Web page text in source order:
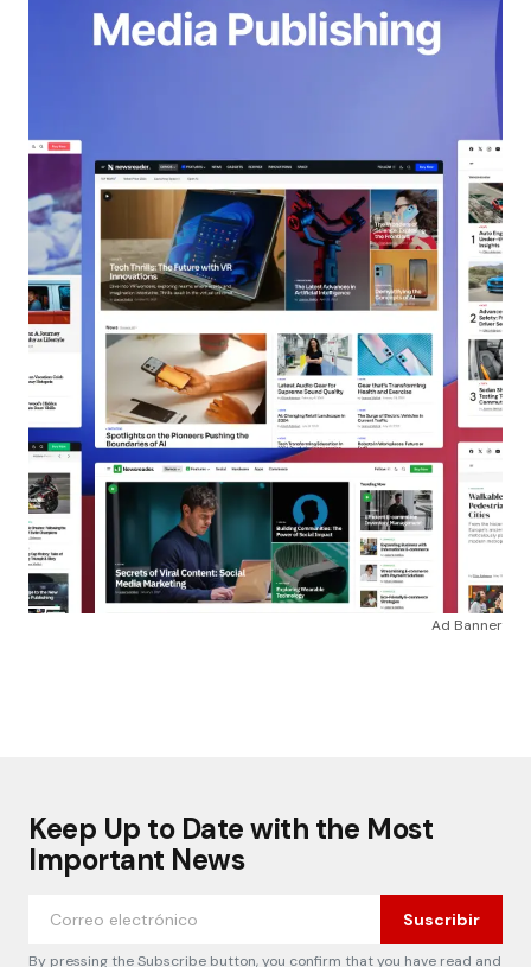
Ad Banner
Keep Up to Date with the Most
Important News
Suscribir
By pressing the Subscribe button, you confirm that you have read and